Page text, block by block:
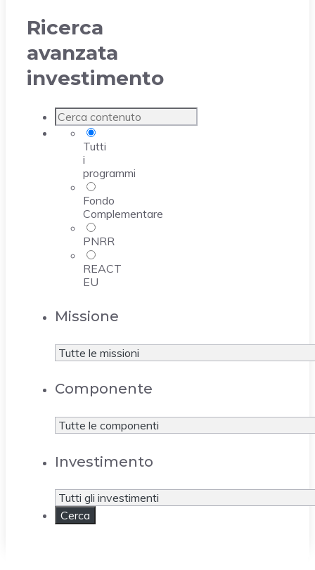
Ricerca
avanzata
investimento
Tutti
i
programmi
Fondo
Complementare
PNRR
REACT
EU
Missione
Componente
Investimento